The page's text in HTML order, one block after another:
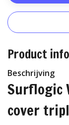
Product
Beschrijving
Surflogic
cover